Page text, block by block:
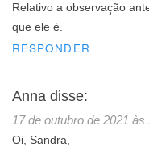
Relativo a observação
que ele é.
RESPONDER
Anna disse:
17 de outubro de 2021 às
Oi, Sandra,